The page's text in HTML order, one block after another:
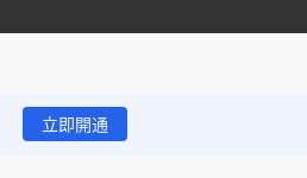
立即開通